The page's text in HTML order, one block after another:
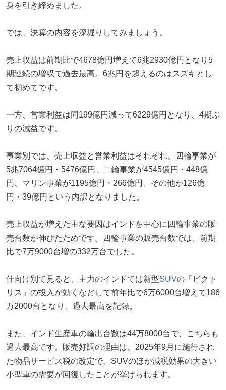
身を引き締めました。
では、決算の内容を深堀りしてみましょう。
売上収益は前期比で4678億円増えて6兆2930億円となり5
期連続の増収で過去最高。6兆円を超えるのはスズキとし
て初めてです。
一方、営業利益は同199億円減って6229億円となり、4期ぶ
りの減益です。
事業別では、売上収益と営業利益はそれぞれ、四輪事業が
5兆7064億円・5476億円、二輪事業が4545億円・448億
円、マリン事業が1195億円・266億円、その他が126億
円・39億円という内訳となりました。
売上収益が増えた主な要因はインドを中心に四輪事業の販
売台数が伸びたためです。四輪事業の販売台数では、前期
比で7万9000台増の332万台でした。
仕向け別で見ると、主力のインドでは新型SUVの「ビクト
リス」の投入が効くなどして前年比で6万6000台増えて186
万2000台となり、過去最高を記録。
また、インド生産車の輸出台数は44万8000台で、こちらも
過去最高です。販売好調の理由は、2025年9月に施行され
た物品サービス税の改定で、SUVのほか減税効果の大きい
小型車の需要が回復したことが挙げられます。